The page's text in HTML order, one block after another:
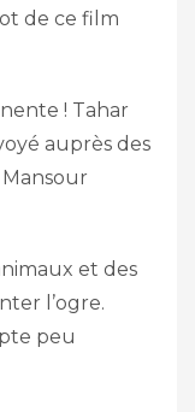
de ce film
! Tahar
auprès des
et des
l’ogre.
peu